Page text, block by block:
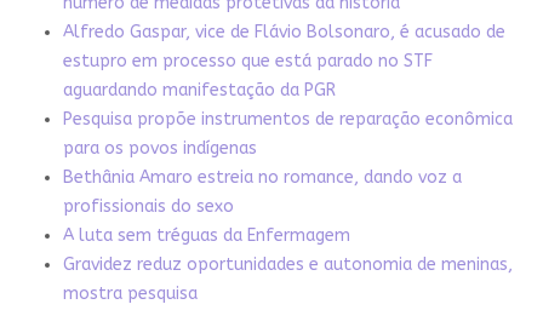
Alfredo Gaspar, vice de Flávio Bolsonaro, é acusado de
estupro em processo que está parado no STF
aguardando manifestação da PGR
Pesquisa propõe instrumentos de reparação econômica
para os povos indígenas
Bethânia Amaro estreia no romance, dando voz a
profissionais do sexo
A luta sem tréguas da Enfermagem
Gravidez reduz oportunidades e autonomia de meninas,
mostra pesquisa